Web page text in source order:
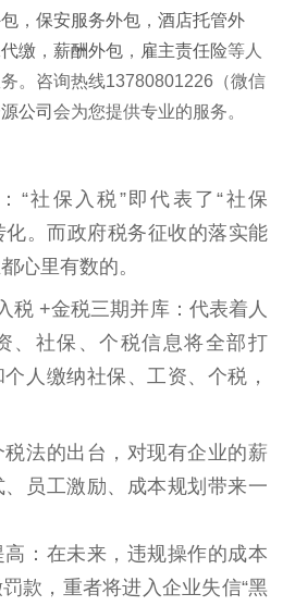
， 保安服务外包 ， 酒店托管外
缴 ， 薪酬外包 ， 雇主责任险等人
。咨询热线13780801226（微信
公司 会为您提供专业的服务。
“社保入税”即代表了“社保
化。而政府税务征收的落实能
心里有数的。
税 +金税三期并库：代表着人
、社保、个税信息将全部打
人缴纳社保、工资、个税，
法的出台，对现有企业的薪
员工激励、成本规划带来一
：在未来，违规操作的成本
款，重者将进入企业失信“黑